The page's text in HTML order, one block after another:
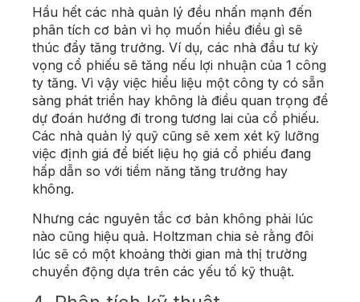
Hầu hết các nhà quản lý đều nhấn mạnh đến
phân tích cơ bản vì họ muốn hiểu điều gì sẽ
thúc đẩy tăng trưởng. Ví dụ, các nhà đầu tư kỳ
vọng cổ phiếu sẽ tăng nếu lợi nhuận của 1 công
ty tăng. Vì vậy việc hiểu liệu một công ty có sẵn
sàng phát triển hay không là điều quan trọng để
dự đoán hướng đi trong tương lai của cổ phiếu.
Các nhà quản lý quỹ cũng sẽ xem xét kỹ lưỡng
việc định giá để biết liệu họ giá cổ phiếu đang
hấp dẫn so với tiềm năng tăng trưởng hay
không.
Nhưng các nguyên tắc cơ bản không phải lúc
nào cũng hiệu quả. Holtzman chia sẻ rằng đôi
lúc sẽ có một khoảng thời gian mà thị trường
chuyển động dựa trên các yếu tố kỹ thuật.